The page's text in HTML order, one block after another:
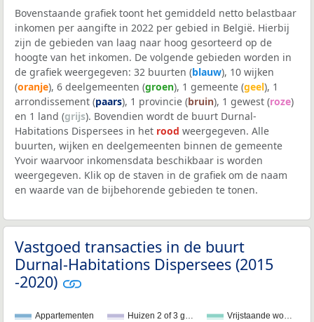
Bovenstaande grafiek toont het gemiddeld netto belastbaar
inkomen per aangifte in 2022 per gebied in België. Hierbij
zijn de gebieden van laag naar hoog gesorteerd op de
hoogte van het inkomen. De volgende gebieden worden in
de grafiek weergegeven: 32 buurten (blauw), 10 wijken
(oranje), 6 deelgemeenten (groen), 1 gemeente (geel), 1
arrondissement (paars), 1 provincie (bruin), 1 gewest (roze)
en 1 land (grijs). Bovendien wordt de buurt Durnal-
Habitations Dispersees in het rood weergegeven. Alle
buurten, wijken en deelgemeenten binnen de gemeente
Yvoir waarvoor inkomensdata beschikbaar is worden
weergegeven. Klik op de staven in de grafiek om de naam
en waarde van de bijbehorende gebieden te tonen.
Vastgoed transacties in de buurt
Durnal-Habitations Dispersees (2015
-2020)
Appartementen Huizen 2 of 3 g… Vrijstaande wo…